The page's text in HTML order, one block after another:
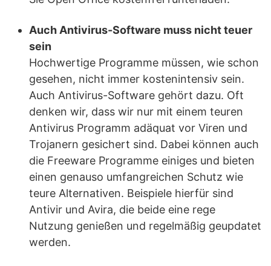
Auch Antivirus-Software muss nicht teuer
sein
Hochwertige Programme müssen, wie schon
gesehen, nicht immer kostenintensiv sein.
Auch Antivirus-Software gehört dazu. Oft
denken wir, dass wir nur mit einem teuren
Antivirus Programm adäquat vor Viren und
Trojanern gesichert sind. Dabei können auch
die Freeware Programme einiges und bieten
einen genauso umfangreichen Schutz wie
teure Alternativen. Beispiele hierfür sind
Antivir und Avira, die beide eine rege
Nutzung genießen und regelmäßig geupdatet
werden.